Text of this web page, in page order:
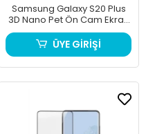
Samsung Galaxy S20 Plus
3D Nano Pet Ön Cam Ekran
Koruyucu
ÜYE GİRİŞİ